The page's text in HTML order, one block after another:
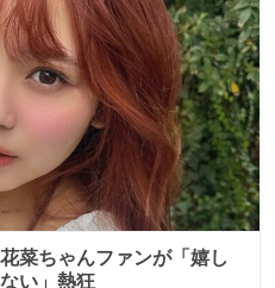
菜ちゃんファンが「嬉し
い」熱狂